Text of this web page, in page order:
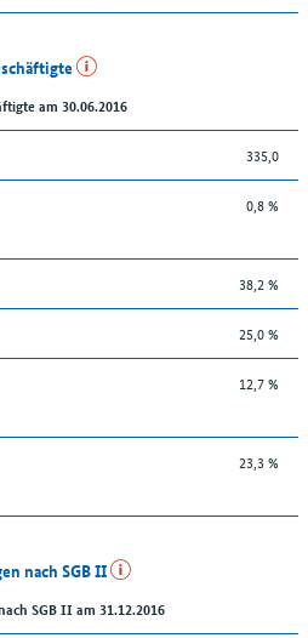
am 30.06.2016
335,0
0,8 %
38,2 %
25,0 %
12,7 %
23,3 %
nach SGB II
SGB II am 31.12.2016